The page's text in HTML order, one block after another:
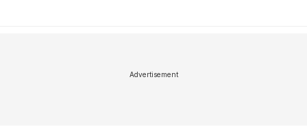
Advertisement